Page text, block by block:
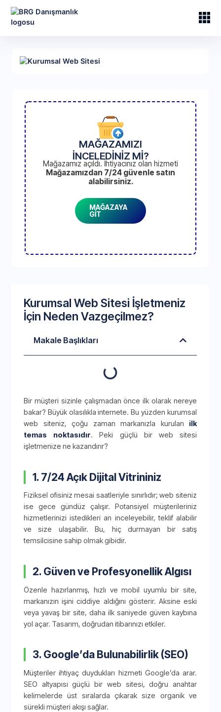
MAĞAZAMIZI
İNCELEDİNİZ Mİ?
Mağazamız açıldı. İhtiyacınız olan hizmeti
Mağazamızdan 7/24 güvenle satın
alabilirsiniz.
MAĞAZAYA
GİT
Kurumsal Web Sitesi İşletmeniz
İçin Neden Vazgeçilmez?
Makale Başlıkları
Bir müşteri sizinle çalışmadan önce ilk olarak nereye
bakar? Büyük olasılıkla internete. Bu yüzden kurumsal
web siteniz, çoğu zaman markanızla kurulan ilk
temas noktasıdır. Peki güçlü bir web sitesi
işletmenize ne kazandırır?
1. 7/24 Açık Dijital Vitrininiz
Fiziksel ofisiniz mesai saatleriyle sınırlıdır; web siteniz
ise gece gündüz çalışır. Potansiyel müşterileriniz
hizmetlerinizi istedikleri an inceleyebilir, teklif alabilir
ve size ulaşabilir. Bu, hiç durmayan bir satış
temsilcisine sahip olmak gibidir.
2. Güven ve Profesyonellik Algısı
Özenle hazırlanmış, hızlı ve mobil uyumlu bir site,
markanızın işini ciddiye aldığını gösterir. Aksine eski
veya yavaş bir site, daha ilk saniyede güven kaybına
yol açar. Tasarım, doğrudan itibarınızı etkiler.
3. Google’da Bulunabilirlik (SEO)
Müşteriler ihtiyaç duydukları hizmeti Google’da arar.
SEO altyapısı güçlü bir web sitesi, doğru anahtar
kelimelerde üst sıralarda çıkarak size organik ve
sürekli müşteri akışı sağlar.